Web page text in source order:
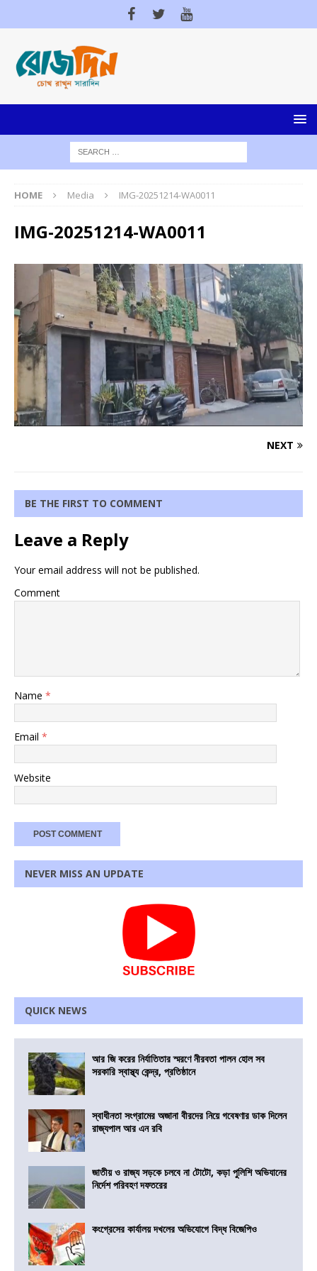
HOME Media IMG-20251214-WA0011
IMG-20251214-WA0011
NEXT
BE THE FIRST TO COMMENT
Leave a Reply
Your email address will not be published.
Comment
Name *
Email *
Website
NEVER MISS AN UPDATE
QUICK NEWS
আর জি করের নির্যাতিতার স্মরণে নীরবতা পালন হোল সব
সরকারি স্বাস্থ্য কেন্দ্র, প্রতিষ্ঠানে
স্বাধীনতা সংগ্রামের অজানা বীরদের নিয়ে গবেষণার ডাক দিলেন
রাজ্যপাল আর এন রবি
জাতীয় ও রাজ্য সড়কে চলবে না টোটো, কড়া পুলিশি অভিযানের
নির্দেশ পরিবহণ দফতরের
কংগ্রেসের কার্যালয় দখলের অভিযোগে বিদ্ধ বিজেপিও